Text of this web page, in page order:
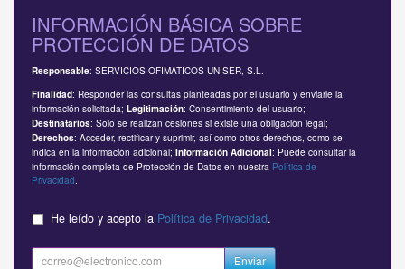
INFORMACIÓN BÁSICA SOBRE
PROTECCIÓN DE DATOS
Responsable: SERVICIOS OFIMATICOS UNISER, S.L.
Finalidad: Responder las consultas planteadas por el usuario y enviarle la
información solicitada; Legitimación: Consentimiento del usuario;
Destinatarios: Solo se realizan cesiones si existe una obligación legal;
Derechos: Acceder, rectificar y suprimir, así como otros derechos, como se
indica en la información adicional; Información Adicional: Puede consultar la
información completa de Protección de Datos en nuestra Política de
Privacidad
He leído y acepto la Política de Privacidad.
Enviar